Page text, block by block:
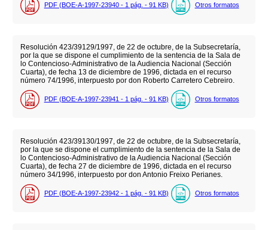
PDF (BOE-A-1997-23940 - 1 pág. - 91 KB) Otros formatos
Resolución 423/39129/1997, de 22 de octubre, de la Subsecretaría,
por la que se dispone el cumplimiento de la sentencia de la Sala de
lo Contencioso-Administrativo de la Audiencia Nacional (Sección
Cuarta), de fecha 13 de diciembre de 1996, dictada en el recurso
número 74/1996, interpuesto por don Roberto Carretero Cebreiro.
PDF (BOE-A-1997-23941 - 1 pág. - 91 KB) Otros formatos
Resolución 423/39130/1997, de 22 de octubre, de la Subsecretaría,
por la que se dispone el cumplimiento de la sentencia de la Sala de
lo Contencioso-Administrativo de la Audiencia Nacional (Sección
Cuarta), de fecha 27 de diciembre de 1996, dictada en el recurso
número 34/1996, interpuesto por don Antonio Freixo Perianes.
PDF (BOE-A-1997-23942 - 1 pág. - 91 KB) Otros formatos